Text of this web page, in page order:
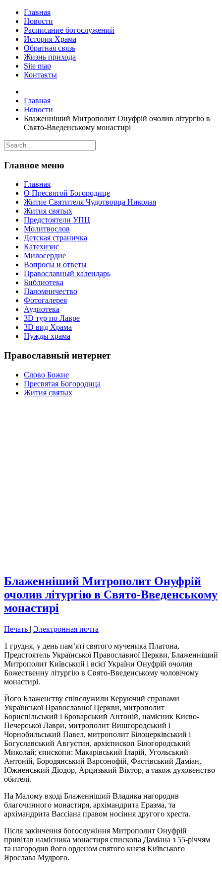
Главная
Новости
Расписание богослужений
История Храма
Обратная связь
Жизнь прихода
Site map
Контакты
Главная
Новости
Блаженніший Митрополит Онуфрій очолив літургію в
Свято-Введенському монастирі
Главное меню
Главная
О Пресвятой Богородице
Житие Святителя Чудотворца Николая
Жития святых
Предстоятели УПЦ
Молитвослов
Детская страничка
Катехизис
Милосердие
Вопросы и ответы
Православный календарь
Библиотека
Паломничество
Фотогалерея
Аудиотека
3D тур по Лавре
3D вид Храма
Нужды храма
Православный интернет
Слово Божие
Пресвятая Богородица
Жития святых
Блаженніший Митрополит Онуфрій
очолив літургію в Свято-Введенському
монастирі
Печать | Электронная почта
1 грудня, у день пам’яті святого мученика Платона,
Предстоятель Української Православної Церкви, Блаженніший
Митрополит Київський і всієї України Онуфрій очолив
Божественну літургію в Свято-Введенському чоловічому
монастирі.
Його Блаженству співслужили Керуючий справами
Української Православної Церкви, митрополит
Бориспільський і Броварський Антоній, намісник Києво-
Печерської Лаври, митрополит Вишгородський і
Чорнобильський Павел, митрополит Білоцерківський і
Богуславський Августин, архієпископ Білогородський
Миколай; єпископи: Макарівський Іларій, Угольський
Антоній, Бородянський Варсонофій, Фастівський Даміан,
Южненський Діодор, Арцизький Віктор, а також духовенство
обителі.
На Малому вході Блаженніший Владика нагородив
благочинного монастиря, архімандрита Еразма, та
архімандрита Вассіана правом носіння другого хреста.
Після закінчення богослужіння Митрополит Онуфрій
привітав намісника монастиря єпископа Даміана з 55-річчям
та нагородив його орденом святого князя Київського
Ярослава Мудрого.